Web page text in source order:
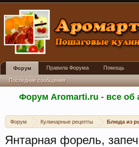
Форум Aromarti.ru - все об
Форум Кулинарные рецепты Блюда из
Янтарная форель,
Форум
Последние сообщения
Правила Форума Помощь